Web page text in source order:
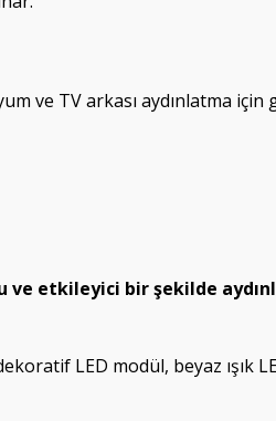
ve TV arkası aydınlatma için
etkileyici bir şekilde
LED modül, beyaz ışık